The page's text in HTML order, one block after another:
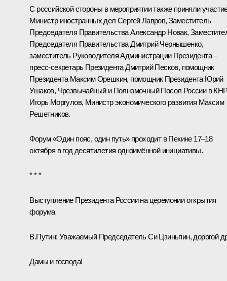
С российской стороны в мероприятии также приняли
Министр иностранных дел Сергей Лавров, Заместитель
Председателя ПравительстваАлександр Новак,
Председателя ПравительстваДмитрий Чернышенко,
заместитель Руководителя Администрации Президента –
пресс-секретарь ПрезидентаДмитрий Песков, помощник
Президента Максим Орешкин, помощник Президента Юрий
Ушаков, Чрезвычайный и Полномочный Посол России в
Игорь Моргулов, Министр экономического развития Максим
Решетников.
Форум «Один пояс, один путь» проходит в Пекине 17–18
октября в год десятилетия одноимённой инициативы.
* * *
Выступление Президента России на церемонии открытия
форума
В.Путин: Уважаемый Председатель Си Цзиньпин, дорогой
Дамы и господа!